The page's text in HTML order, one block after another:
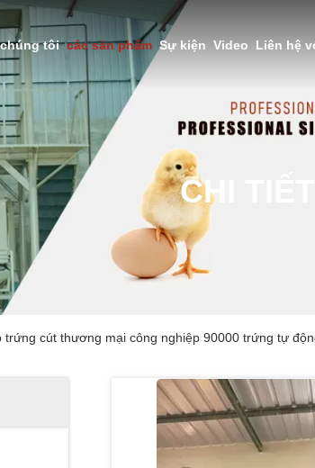
tôi các sản phẩm Sự kiện Video Liên hệ
CHI
trứng cút thương mại công nghiệp 90000 trứng tự